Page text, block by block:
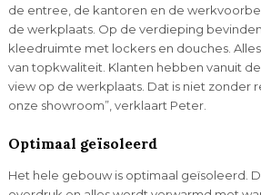
de entree, de kantoren en de
de werkplaats. Op de verdieping
kleedruimte met lockers en douches.
van topkwaliteit. Klanten hebben vanuit
view op de werkplaats. Dat is niet zonder
onze showroom”, verklaart Peter.
Optimaal geïsoleerd
Het hele gebouw is optimaal geïsoleerd.